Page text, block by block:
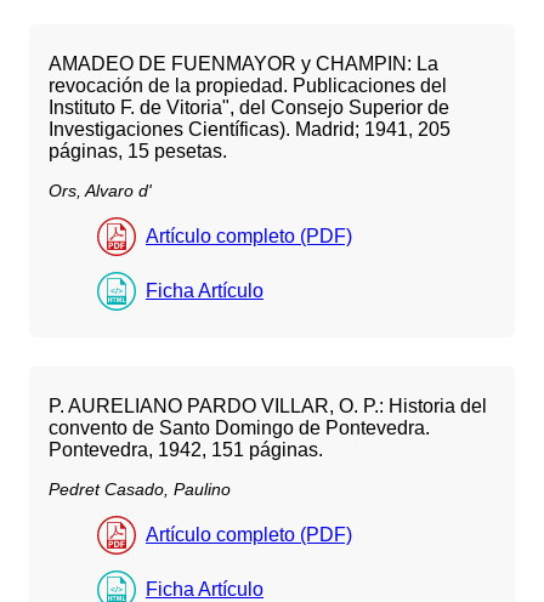
AMADEO DE FUENMAYOR y CHAMPIN: La
revocación de la propiedad. Publicaciones del
Instituto F. de Vitoria", del Consejo Superior de
Investigaciones Científicas). Madrid; 1941, 205
páginas, 15 pesetas.
Ors, Alvaro d'
Artículo completo (PDF)
Ficha Artículo
P. AURELIANO PARDO VILLAR, O. P.: Historia del
convento de Santo Domingo de Pontevedra.
Pontevedra, 1942, 151 páginas.
Pedret Casado, Paulino
Artículo completo (PDF)
Ficha Artículo